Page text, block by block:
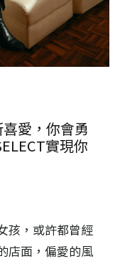
愛，你會勇
實現你
孩，或許都曾經
店面，偏愛的風